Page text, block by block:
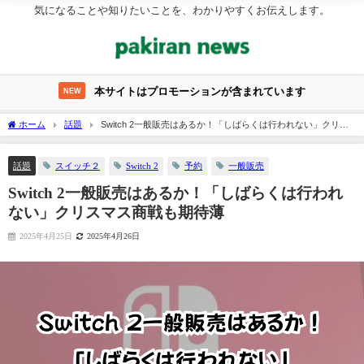
気になることや知りたいことを、わかりやすくお伝えします。
NEW 本サイトはプロモーションが含まれています
ホーム 話題
Switch 2一般販売はあるか！「しばらくは行われない」クリス
マス商戦も期待薄
話題 スイッチ２ Switch 2 予約 一般販売
Switch 2一般販売はあるか！「しばらくは行われ
ない」クリスマス商戦も期待薄
2025年4月25日 2025年4月26日